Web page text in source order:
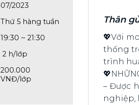
07/2023
Thứ 5 hàng tuần
19:30 ~ 21:30
2 h/lớp
200.000
VNĐ/lớp
Thân
💖Với
thống
trình
– Được
nghiệp,